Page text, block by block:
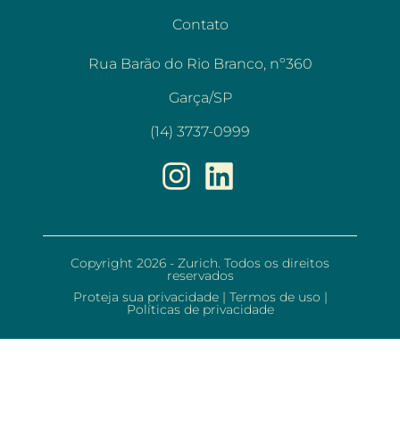
Contato
Rua Barão do Rio Branco, nº360
Garça/SP
(14) 3737-0999
Copyright 2026 - Zurich. Todos os direitos
reservados
Proteja sua privacidade | Termos de uso |
Políticas de privacidade